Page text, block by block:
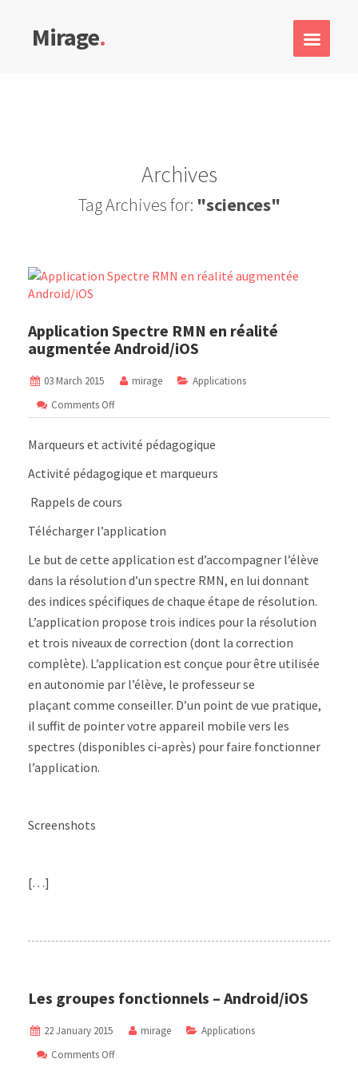
Mirage.
Archives
Tag Archives for: "sciences"
Application Spectre RMN en réalité
augmentée Android/iOS
03 March 2015 mirage
Applications
Comments Offon
Application
RMN
réalité
Android/iOS
Marqueurs et activité pédagogique
Activité pédagogique et marqueurs
Rappels de cours
Télécharger l’application
Le but de cette application est d’accompagner l’élève
dans la résolution d’un spectre RMN, en lui donnant
des indices spécifiques de chaque étape de résolution.
L’application propose trois indices pour la résolution
et trois niveaux de correction (dont la correction
complète). L’application est conçue pour être utilisée
en autonomie par l’élève, le professeur se
plaçant comme conseiller. D’un point de vue pratique,
il suffit de pointer votre appareil mobile vers les
spectres (disponibles ci-après) pour faire fonctionner
l’application.
Screenshots
[…]
Les groupes fonctionnels – Android/iOS
22 January 2015 mirage
Applications
Comments Offon